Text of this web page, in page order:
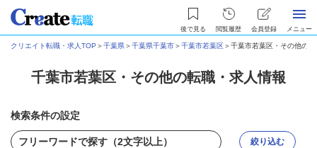
後で見る 閲覧履歴 会員登録 メニュー
クリエイト転職・求人TOP ＞千葉県＞千葉県千葉市＞千葉市若葉区＞千葉市若葉区・その他の
千葉市若葉区・その他の転職・求人情報
検索条件の設定
絞り込む